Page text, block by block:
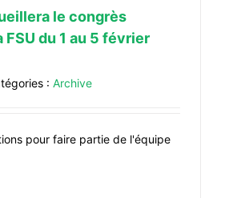
le congrès
FSU du 1 au 5 février
: Archive
pour faire partie de l'équipe